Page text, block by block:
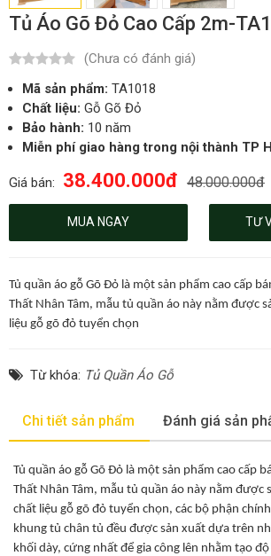
Tủ Áo Gõ Đỏ Cao Cấp 2m-
(Chưa có đánh giá)
Mã sản phẩm: TA1018
Chất liệu: Gỗ Gõ Đỏ
Bảo hành: 10 năm
Miễn phí giao hàng trong nội thành TP
Giá bán: 38.400.000đ 48.000.000đ
MUA NGAY TƯ
Tủ quần áo gỗ Gõ Đỏ là một sản phẩm cao cấp
Thất Nhân Tâm, mẫu tủ quần áo này nằm được
liệu gỗ gõ đỏ tuyển chọn
Từ khóa: Tủ Quần Áo Gỗ
Chi tiết sản phẩm Đánh giá sản
Tủ quần áo gỗ Gõ Đỏ là một sản phẩm cao cấp
Thất Nhân Tâm, mẫu tủ quần áo này nằm được
chất liệu gỗ gõ đỏ tuyển chọn, các bộ phận
khung tủ chân tủ đều được sản xuất dựa trên
khối dày, cứng nhất để gia công lên nhằm tạo